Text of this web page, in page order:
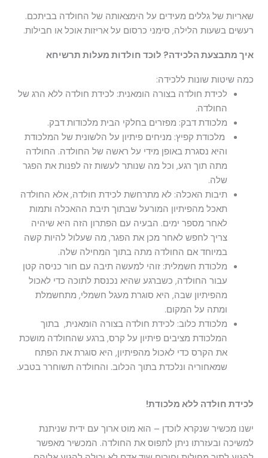
שאריות של גללים מעידים על הימצאותה של החולדה בביתכם.
רעשים בשעות הלילה, סימני כרסום על אריזות אוכל או חבילות.
איך מתבצעת הלכידה? לוכד חולדות מעלות תרשיחא
כמה שיטות שונות ללכידה:
לכידת חולדה בצורה הומאנית: לכידת חולדה ללא הרג של
החולדה.
מלכודת דבק: מפזרים בחלקי הבית מלכודות דבק.
מלכודת קפיץ: מניחים פיתיון על הלשונית של המלכודת
והיא נסגרת באופן מידי על ראשה של החולדה. החולדה
מתה תוך רגע, וכל מה שנותר לעשות זה לפנות את הפגר
שלה.
תיבות האכלה: לא מתרחשת לכידת חולדה, אלא החולדה
תאכל מהפיתיון המורעל שבתוך תיבת ההאכלה ותמות
לאחר מספר ימים. הבעיה עם הפתרון הזה היא שיהיה
צריך לחפש לאחר מכן את הפגר, מה שעלול להיות קשה
במיוחד אם החולדה מתה בתוך המחילה שלה.
מלכודת חשמלית: זוהי למעשה תיבה עם חור כניסה קטן
עבור החולדה, כשברגע שהיא נכנסת לתוכה כדי לאכול
מהפיתיון שבה, היא סוגרת מעגל חשמלי, מתחשמלת
ומתה על המקום.
מלכודת כלוב: לכידת חולדה בצורה הומאנית, בתוך
המלכודת מציבים פיתיון על קרס, ברגע שהחולדה מושכת
את הקרס כדי לאכול מהפיתיון, היא סוגרת את הפתח
שמאחוריה ונלכדת בתוך הכלוב. והחולדה תשוחרר בטבע.
לכידת חולדה ללא מלכודת!
ישנו מכשיר שנקרא לוכדן – הוא מוט ארוך עם ידית שניתנת
למשיכה ובעזרתו ניתן לתפוס את החולדה. המכשיר מאפשר